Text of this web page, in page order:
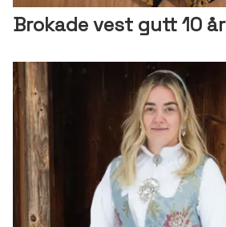
Brokade vest gutt 10 år